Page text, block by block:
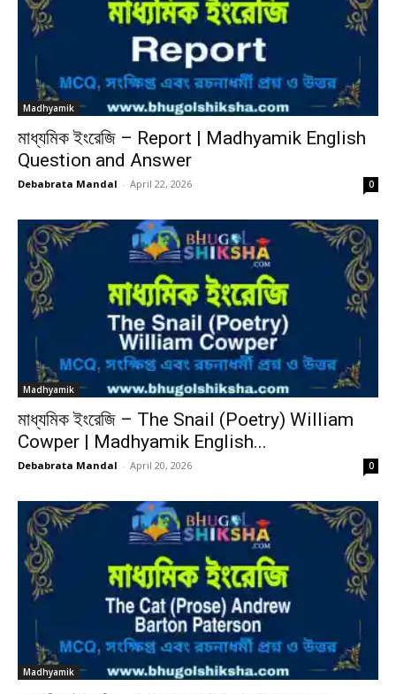
Madhyamik
মাধ্যমিক ইংরেজি – Report | Madhyamik English
Question and Answer
Debabrata Mandal - April 22, 2026 0
Madhyamik
মাধ্যমিক ইংরেজি – The Snail (Poetry) William
Cowper | Madhyamik English...
Debabrata Mandal - April 20, 2026 0
Madhyamik